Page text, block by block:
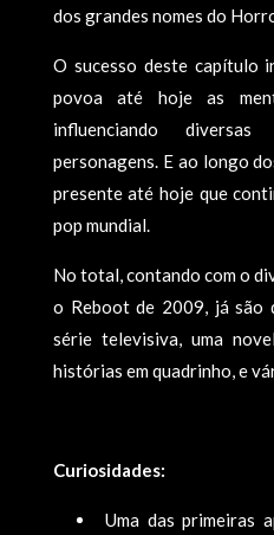
dos grandes nomes do
O sucesso deste capítulo
povoa até hoje as
influenciando
personagens. E ao longo
presente até hoje que
pop mundial.
No total, contando com o
o Reboot de 2009, já são
série televisiva, uma
histórias em quadrinho, e
Curiosidades:
Uma das primeiras